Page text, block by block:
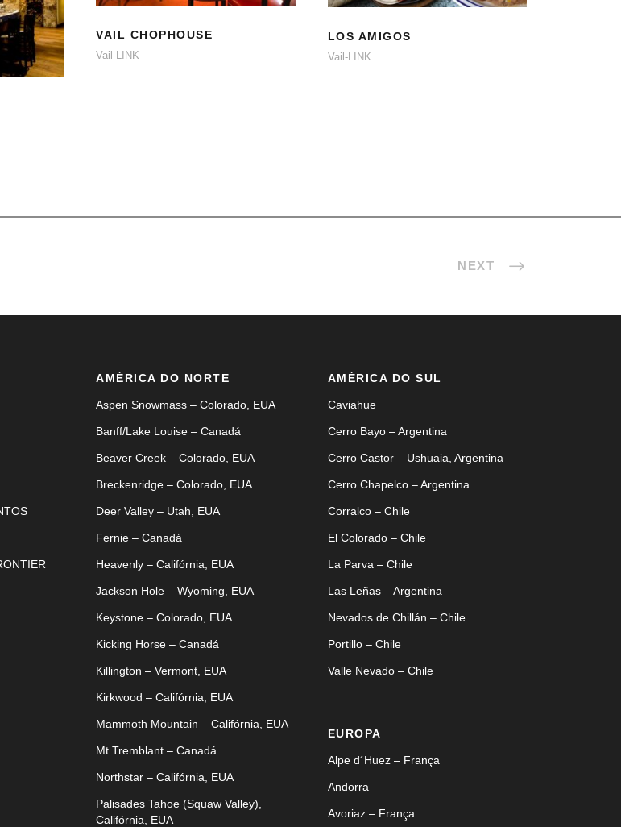
VAIL CHOPHOUSE
VAIL CHOPHOUSE
Vail-LINK
LOS AMIGOS
LOS AMIGOS
Vail-LINK
NEXT
AMÉRICA DO NORTE
Aspen Snowmass – Colorado, EUA
Banff/Lake Louise – Canadá
Beaver Creek – Colorado, EUA
Breckenridge – Colorado, EUA
Deer Valley – Utah, EUA
Fernie – Canadá
Heavenly – Califórnia, EUA
Jackson Hole – Wyoming, EUA
Keystone – Colorado, EUA
Kicking Horse – Canadá
Killington – Vermont, EUA
Kirkwood – Califórnia, EUA
Mammoth Mountain – Califórnia, EUA
Mt Tremblant – Canadá
Northstar – Califórnia, EUA
Palisades Tahoe (Squaw Valley),
Califórnia, EUA
AMÉRICA DO SUL
Caviahue
Cerro Bayo – Argentina
Cerro Castor – Ushuaia, Argentina
Cerro Chapelco – Argentina
Corralco – Chile
El Colorado – Chile
La Parva – Chile
Las Leñas – Argentina
Nevados de Chillán – Chile
Portillo – Chile
Valle Nevado – Chile
EUROPA
Alpe d´Huez – França
Andorra
Avoriaz – França